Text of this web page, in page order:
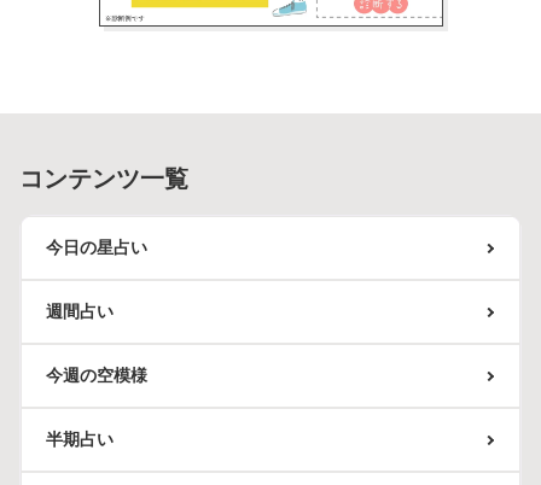
コンテンツ一覧
今日の星占い
週間占い
今週の空模様
半期占い